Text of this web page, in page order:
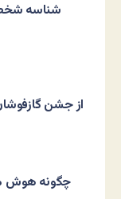
شناسه
از جشن
چگونه هوش